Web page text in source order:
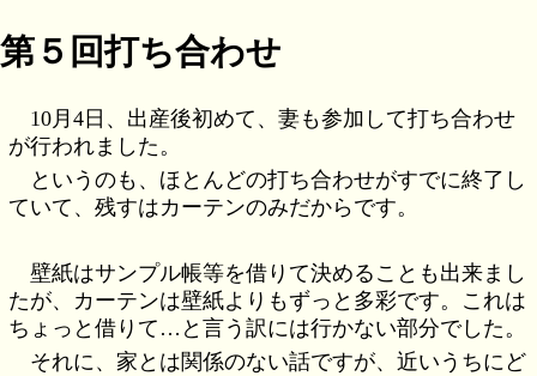
第５回打ち合わせ
10月4日、出産後初めて、妻も参加して打ち合わせ
が行われました。
というのも、ほとんどの打ち合わせがすでに終了し
ていて、残すはカーテンのみだからです。
壁紙はサンプル帳等を借りて決めることも出来まし
たが、カーテンは壁紙よりもずっと多彩です。これは
ちょっと借りて…と言う訳には行かない部分でした。
それに、家とは関係のない話ですが、近いうちにど